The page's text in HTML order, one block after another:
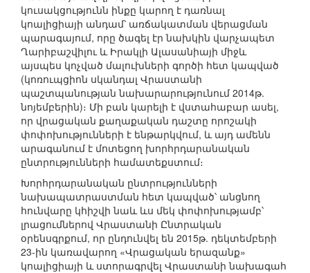
կուսակցությունն ինքը կարող է դառնալ
կոալիցիայի անդամ՝ առճակատման վերացման
պարագայում, որը ծագել էր նախկին վարչապետ
Ղարիբաշվիլու և Իրակլի Ալասանիայի միջև
այսպես կոչված մալուխների գործի հետ կապված
(կոռուպցիոն սկանդալ Վրաստանի
պաշտպանության նախարարությունում 2014թ.
նոյեմբերին)։ Մի բան կարելի է վստահաբար ասել,
որ վրացական քաղաքական դաշտը որոշակի
փոփոխությունների է ենթարկվում, և այդ ամենն
արագանում է մոտեցող խորհրդարանական
ընտրությունների համատեքստում։
Խորհրդարանական ընտրությունների
նախապատրաստման հետ կապված՝ անցնող
հունվարը կհիշվի նաև ևս մեկ փոփոխությամբ՝
լրացումներով Վրաստանի Ընտրական
օրենսգրքում, որ ընդունվել են 2015թ. դեկտեմբերի
23-ին կառավարող «Վրացական երազանք»
կոալիցիայի և ստորագրվել Վրաստանի նախագահ